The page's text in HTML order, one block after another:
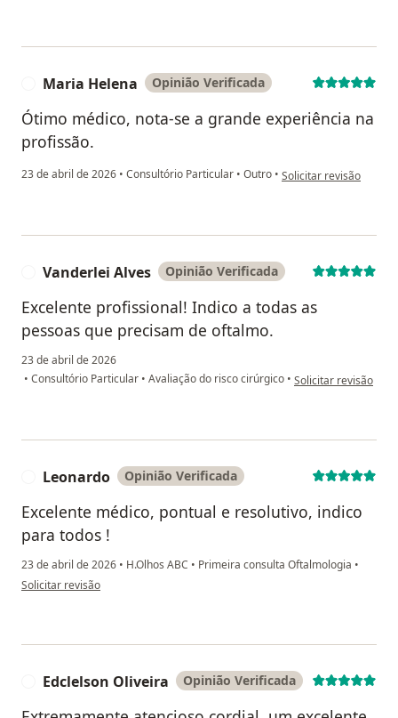
Maria Helena Opinião Verificada
Ótimo médico, nota-se a grande experiência na
profissão.
23 de abril de 2026 • Consultório Particular • Outro • na opinião do
Solicitar revisão
Vanderlei Alves Opinião Verificada
Excelente profissional! Indico a todas as
pessoas que precisam de oftalmo.
23 de abril de 2026
• Consultório Particular • Avaliação do risco cirúrgico • na opinião do
Solicitar revisão
Leonardo Opinião Verificada
Excelente médico, pontual e resolutivo, indico
para todos !
23 de abril de 2026 • H.Olhos ABC • Primeira consulta Oftalmologia •
na opinião do utilizador Leonardo
Solicitar revisão
Edclelson Oliveira Opinião Verificada